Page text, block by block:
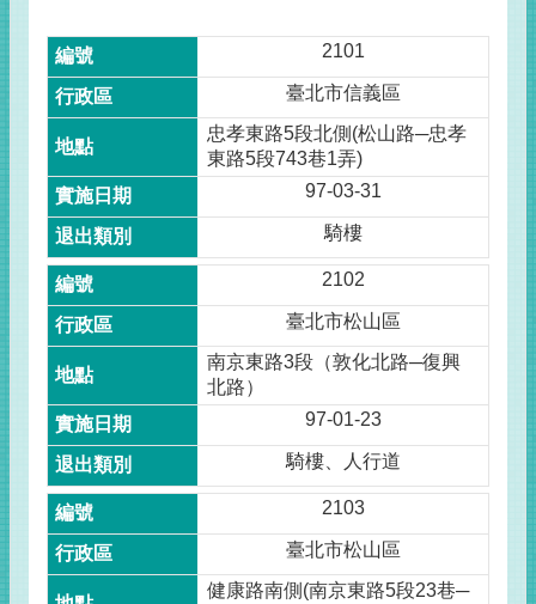
2101
臺北市信義區
忠孝東路5段北側(松山路─忠孝
東路5段743巷1弄)
97-03-31
騎樓
2102
臺北市松山區
南京東路3段（敦化北路─復興
北路）
97-01-23
騎樓、人行道
2103
臺北市松山區
健康路南側(南京東路5段23巷─